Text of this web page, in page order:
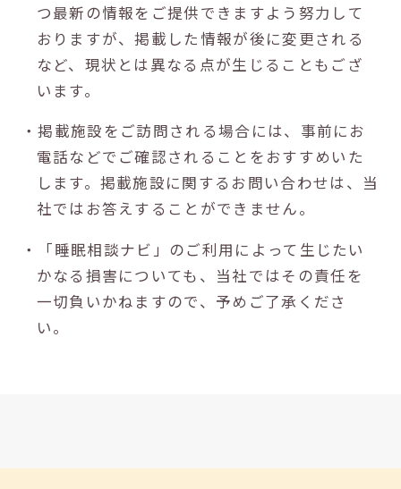
つ最新の情報をご提供できますよう努力して
おりますが、掲載した情報が後に変更される
など、現状とは異なる点が生じることもござ
います。
・掲載施設をご訪問される場合には、事前にお
電話などでご確認されることをおすすめいた
します。掲載施設に関するお問い合わせは、当
社ではお答えすることができません。
・「睡眠相談ナビ」のご利用によって生じたい
かなる損害についても、当社ではその責任を
一切負いかねますので、予めご了承くださ
い。